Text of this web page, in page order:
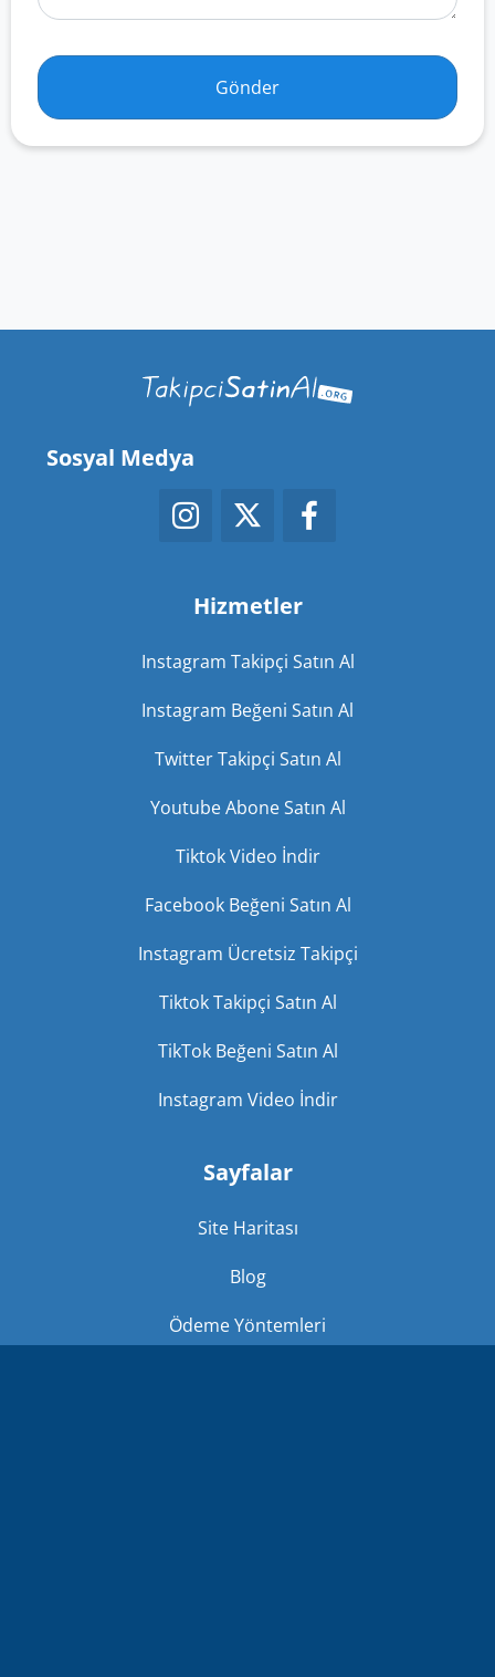
Gönder
Sosyal Medya
Hizmetler
Instagram Takipçi Satın Al
Instagram Beğeni Satın Al
Twitter Takipçi Satın Al
Youtube Abone Satın Al
Tiktok Video İndir
Facebook Beğeni Satın Al
Instagram Ücretsiz Takipçi
Tiktok Takipçi Satın Al
TikTok Beğeni Satın Al
Instagram Video İndir
Sayfalar
Site Haritası
Blog
Ödeme Yöntemleri